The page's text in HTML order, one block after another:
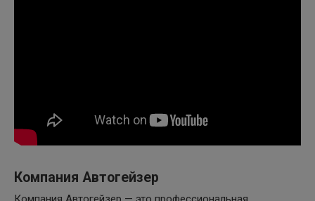
Компания Автогейзер